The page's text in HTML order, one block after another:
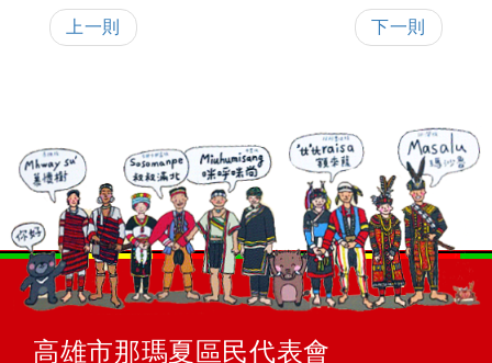
上一則 下一則
高雄市那瑪夏區民代表會